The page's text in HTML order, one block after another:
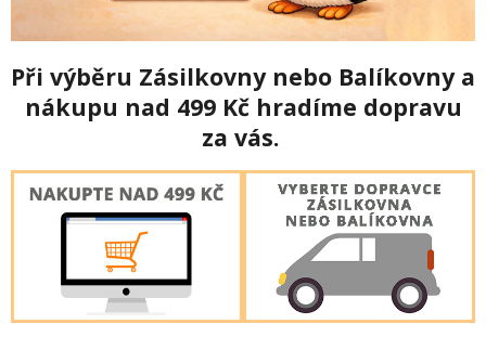
Při výběru Zásilkovny nebo Balíkovny a
nákupu nad 499 Kč hradíme dopravu
za vás.